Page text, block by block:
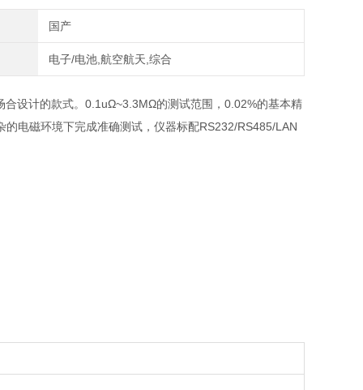
国产
电子/电池,航空航天,综合
合设计的款式。0.1uΩ~3.3MΩ的测试范围，0.02%的基本精
电磁环境下完成准确测试，仪器标配RS232/RS485/LAN